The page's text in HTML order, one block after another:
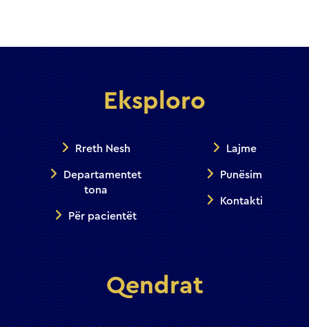
Eksploro
Rreth Nesh
Departamentet
tona
Për pacientët
Lajme
Punësim
Kontakti
Qendrat